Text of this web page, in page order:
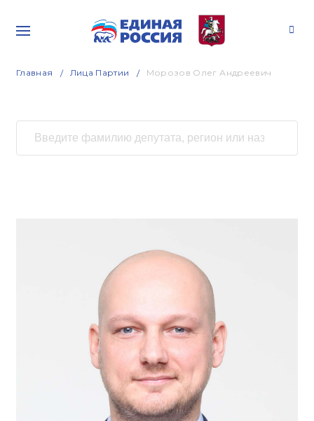
Главная Лица Партии Морозов Олег Андреевич